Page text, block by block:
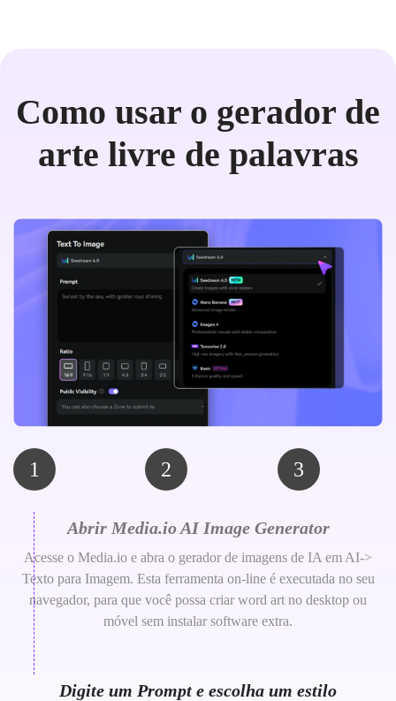
Como usar o gerador de
arte livre de palavras
1 2 3
Abrir Media.io AI Image Generator
Acesse o Media.io e abra o gerador de imagens de IA em AI->
Texto para Imagem. Esta ferramenta on-line é executada no seu
navegador, para que você possa criar word art no desktop ou
móvel sem instalar software extra.
Digite um Prompt e escolha um estilo